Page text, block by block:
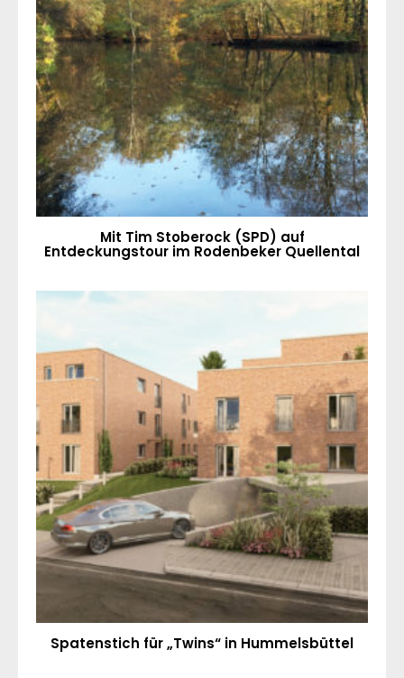
Mit Tim Stoberock (SPD) auf
Entdeckungstour im Rodenbeker Quellental
Spatenstich für „Twins“ in Hummelsbüttel